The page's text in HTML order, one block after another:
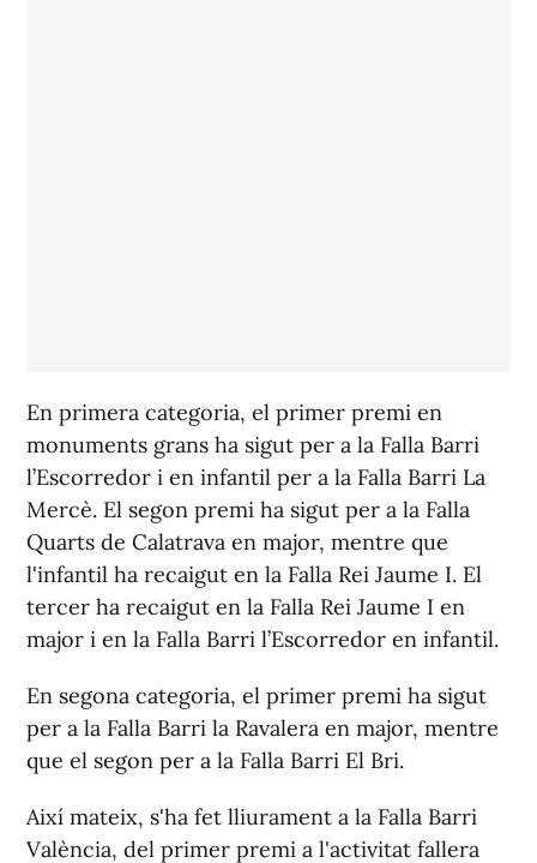
En primera categoria, el primer premi en
monuments grans ha sigut per a la Falla Barri
l’Escorredor i en infantil per a la Falla Barri La
Mercè. El segon premi ha sigut per a la Falla
Quarts de Calatrava en major, mentre que
l'infantil ha recaigut en la Falla Rei Jaume I. El
tercer ha recaigut en la Falla Rei Jaume I en
major i en la Falla Barri l’Escorredor en infantil.
En segona categoria, el primer premi ha sigut
per a la Falla Barri la Ravalera en major, mentre
que el segon per a la Falla Barri El Bri.
Així mateix, s'ha fet lliurament a la Falla Barri
València, del primer premi a l'activitat fallera